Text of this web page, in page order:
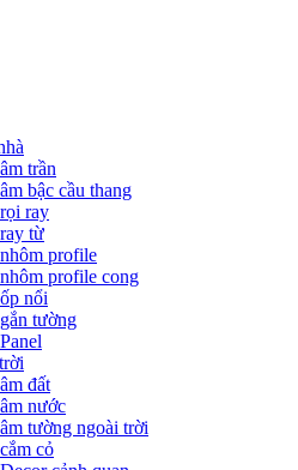
trần
bậc cầu thang
ray
từ
profile
profile cong
nổi
tường
đất
nước
tường ngoài trời
cỏ